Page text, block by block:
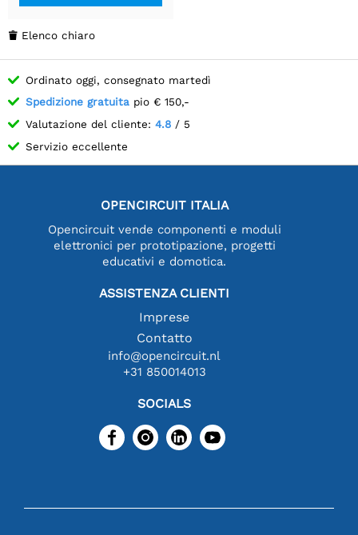
 Elenco chiaro
Ordinato oggi, consegnato martedì
Spedizione gratuita pio € 150,-
Valutazione del cliente: 4.8 / 5
Servizio eccellente
OPENCIRCUIT ITALIA
Opencircuit vende componenti e moduli
elettronici per prototipazione, progetti
educativi e domotica.
ASSISTENZA CLIENTI
Imprese
Contatto
info@opencircuit.nl
+31 850014013
SOCIALS